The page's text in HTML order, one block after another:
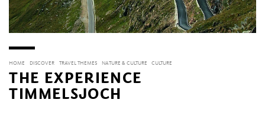
HOME DISCOVER TRAVEL THEMES NATURE & CULTURE CULTURE
THE EXPERIENCE
TIMMELSJOCH